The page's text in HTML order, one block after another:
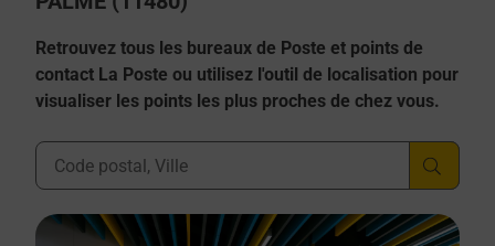
Retrouvez tous les bureaux de Poste et points de
contact La Poste ou utilisez l'outil de localisation pour
visualiser les points les plus proches de chez vous.
Ville, Département, Code Postal